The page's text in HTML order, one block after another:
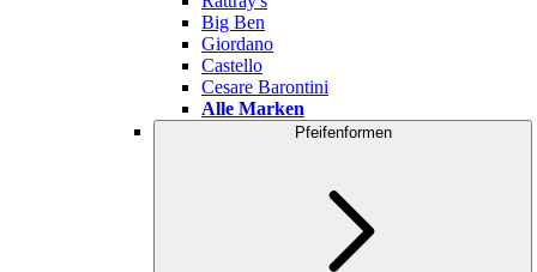
Big Ben
Giordano
Castello
Cesare Barontini
Alle Marken
Pfeifenformen